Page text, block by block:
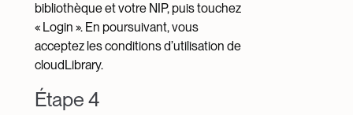
bibliothèque et votre NIP, puis touchez
« Login ». En poursuivant, vous
acceptez les conditions d’utilisation de
cloudLibrary.
Étape 4